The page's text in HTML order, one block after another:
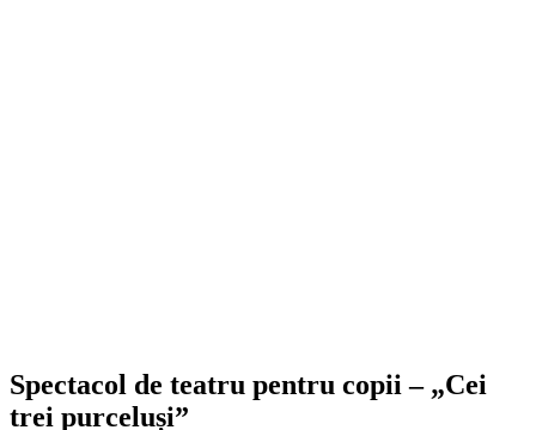
Spectacol de teatru pentru copii – „Cei
trei purceluși”